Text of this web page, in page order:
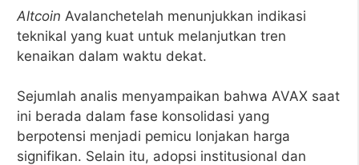
Altcoin Avalanchetelah menunjukkan indikasi
teknikal yang kuat untuk melanjutkan tren
kenaikan dalam waktu dekat.
Sejumlah analis menyampaikan bahwa AVAX saat
ini berada dalam fase konsolidasi yang
berpotensi menjadi pemicu lonjakan harga
signifikan. Selain itu, adopsi institusional dan